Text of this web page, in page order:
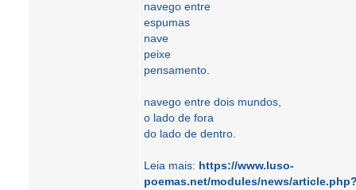
navego entre
espumas
nave
peixe
pensamento.
navego entre dois mundos,
o lado de fora
do lado de dentro.
Leia mais: https://www.luso-
poemas.net/modules/news/